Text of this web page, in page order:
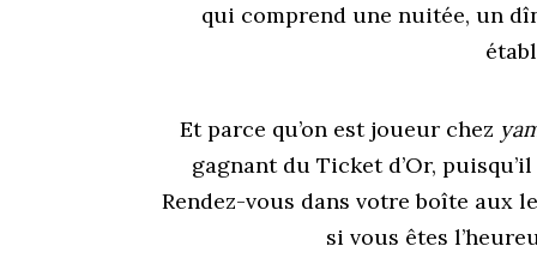
qui comprend une nuitée, un
Et parce qu’on est joueur chez
gagnant du Ticket d’Or,
Rendez-vous dans votre boîte aux
si vous êtes